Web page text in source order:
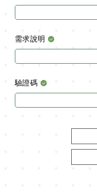
需求說明
驗證碼